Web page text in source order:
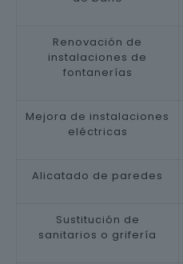
Renovación de
instalaciones de
fontanerías
Mejora de instalaciones
eléctricas
Alicatado de paredes
Sustitución de
sanitarios o grifería